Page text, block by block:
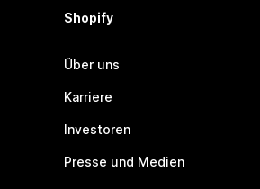
Shopify
Über uns
Karriere
Investoren
Presse und Medien